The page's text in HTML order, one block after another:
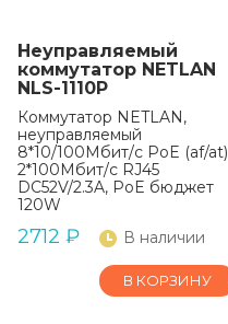
Неуправляемый
коммутатор NETLAN
NLS-1110P
Коммутатор NETLAN,
неуправляемый
8*10/100Мбит/с PoE (af/at)
2*100Мбит/с RJ45
DC52V/2.3A, PoE бюджет
120W
2712 ₽ В наличии
В КОРЗИНУ